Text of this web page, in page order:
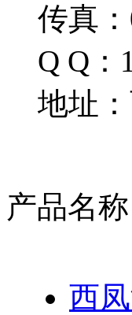
传真
Q Q：
地址
产品名称
西